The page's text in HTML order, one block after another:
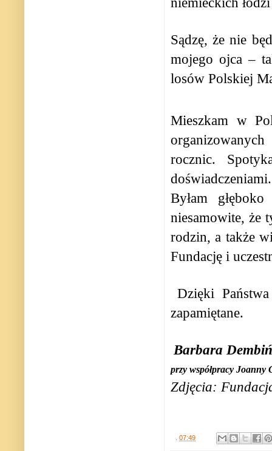
Sądzę, że nie
mojego ojca –
losów Polskiej
Mieszkam w
rocznic.
Byłam
niesamowite, że
rodzin, a także
Fundację i
Dzięki
zapamiętane.
Barbara
przy współpracy Joanny
Zdjęcia:
07:49